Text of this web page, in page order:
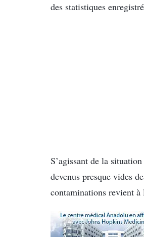
des statistiques
S’agissant de la
devenus presque vides
contaminations revient à